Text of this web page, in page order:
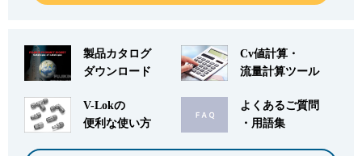
製品カタログ
ダウンロード
Cv値計算・
流量計算ツール
V-Lokの
便利な使い方
よくあるご質問
・用語集